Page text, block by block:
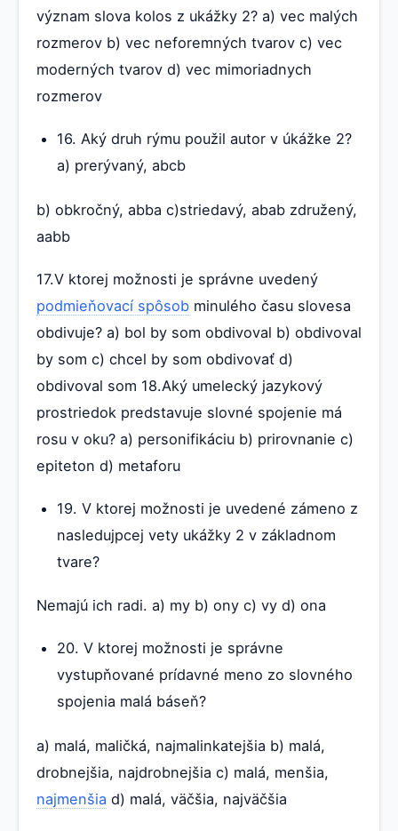
význam slova kolos z ukážky 2? a) vec malých
rozmerov b) vec neforemných tvarov c) vec
moderných tvarov d) vec mimoriadnych
rozmerov
16. Aký druh rýmu použil autor v úkážke 2?
a) prerývaný, abcb
b) obkročný, abba c)striedavý, abab združený,
aabb
17.V ktorej možnosti je správne uvedený
podmieňovací spôsob minulého času slovesa
obdivuje? a) bol by som obdivoval b) obdivoval
by som c) chcel by som obdivovať d)
obdivoval som 18.Aký umelecký jazykový
prostriedok predstavuje slovné spojenie má
rosu v oku? a) personifikáciu b) prirovnanie c)
epiteton d) metaforu
19. V ktorej možnosti je uvedené zámeno z
nasledujpcej vety ukážky 2 v základnom
tvare?
Nemajú ich radi. a) my b) ony c) vy d) ona
20. V ktorej možnosti je správne
vystupňované prídavné meno zo slovného
spojenia malá báseň?
a) malá, maličká, najmalinkatejšia b) malá,
drobnejšia, najdrobnejšia c) malá, menšia,
najmenšia d) malá, väčšia, najväčšia